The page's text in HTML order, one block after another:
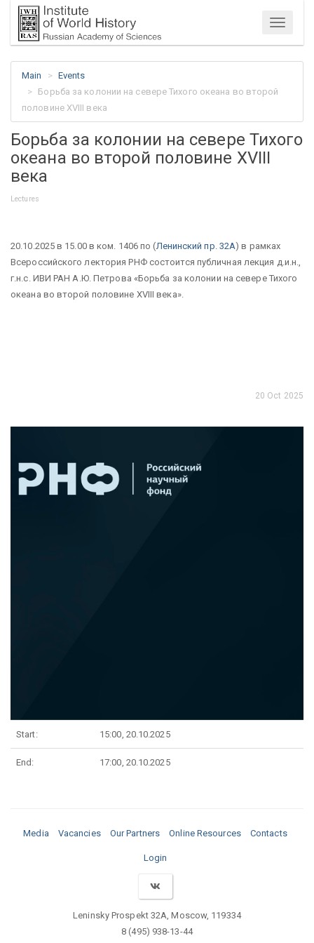
Menu
Main
Events
Борьба за колонии на севере Тихого океана во второй
половине XVIII века
Борьба за колонии на севере Тихого
океана во второй половине XVIII
века
Lectures
20.10.2025 в 15.00 в ком. 1406 по (Ленинский пр. 32А) в рамках
Всероссийского лектория РНФ состоится публичная лекция д.и.н.,
г.н.с. ИВИ РАН А.Ю. Петрова «Борьба за колонии на севере Тихого
океана во второй половине XVIII века».
20 Oct 2025
Start: 15:00, 20.10.2025
End: 17:00, 20.10.2025
Media Vacancies Our Partners Online Resources Contacts
Login
Leninsky Prospekt 32A, Moscow, 119334
8 (495) 938-13-44